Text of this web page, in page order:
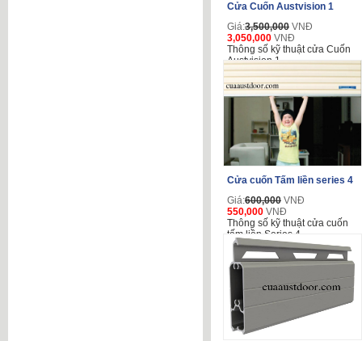
Cửa Cuốn Austvision 1
Giá:3,500,000 VNĐ
3,050,000 VNĐ
Thông số kỹ thuật cửa Cuốn
Austvision 1
Cửa cuốn Tấm liền series 4
Giá:600,000 VNĐ
550,000 VNĐ
Thông số kỹ thuật cửa cuốn
tấm liền Series 4